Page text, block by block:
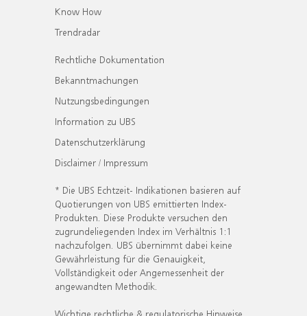
Know How
Trendradar
Rechtliche Dokumentation
Bekanntmachungen
Nutzungsbedingungen
Information zu UBS
Datenschutzerklärung
Disclaimer / Impressum
* Die UBS Echtzeit- Indikationen basieren auf
Quotierungen von UBS emittierten Index-
Produkten. Diese Produkte versuchen den
zugrundeliegenden Index im Verhältnis 1:1
nachzufolgen. UBS übernimmt dabei keine
Gewährleistung für die Genauigkeit,
Vollständigkeit oder Angemessenheit der
angewandten Methodik.